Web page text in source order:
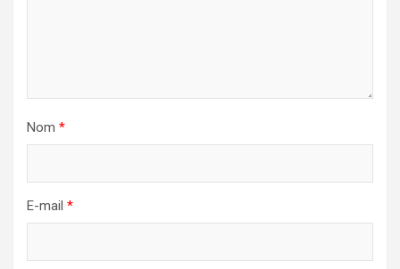
Nom *
E-mail *